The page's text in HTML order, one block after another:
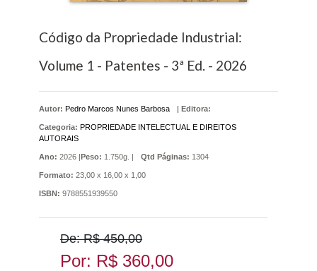
Código da Propriedade Industrial:
Volume 1 - Patentes - 3ª Ed. - 2026
Autor: Pedro Marcos Nunes Barbosa | Editora:
Categoria: PROPRIEDADE INTELECTUAL E DIREITOS
AUTORAIS
Ano: 2026 |Peso: 1.750g. | Qtd Páginas: 1304
Formato: 23,00 x 16,00 x 1,00
ISBN: 9788551939550
De: R$ 450,00
Por: R$ 360,00